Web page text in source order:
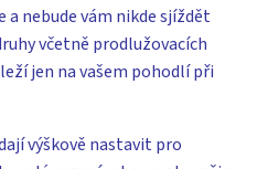
a nebude vám nikde sjíždět
včetně prodlužovacích
jen na vašem pohodlí při
výškově nastavit pro